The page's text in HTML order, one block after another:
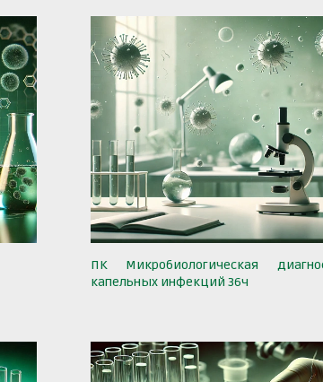
ПК Микробиологическая
капельных инфекций 36ч